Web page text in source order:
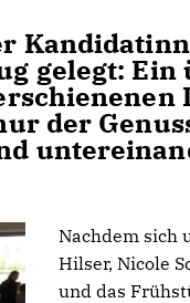
gelegt:
der
Nachdem sich
Hilser, Nicole
und das